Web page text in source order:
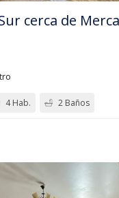
cerca de
4 Hab. 2 Baños